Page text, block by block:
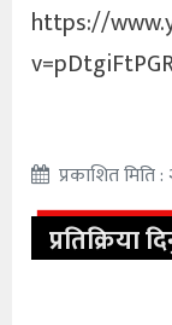
https://
प्रकाशित मिति
प्रतिक्रिया